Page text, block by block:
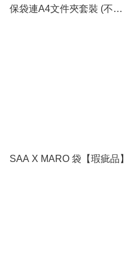
保袋連A4文件夾套裝 (不包
SAA X MARO 袋【瑕疵品】